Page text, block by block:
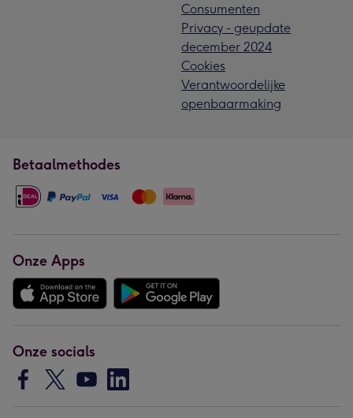
Consumenten
Privacy - geupdate
december 2024
Cookies
Verantwoordelijke
openbaarmaking
Betaalmethodes
Onze Apps
Onze socials